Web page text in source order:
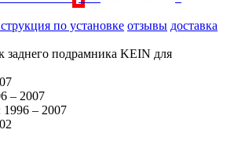
по установке отзывы доставка
заднего подрамника KEIN для
– 2007
– 2007